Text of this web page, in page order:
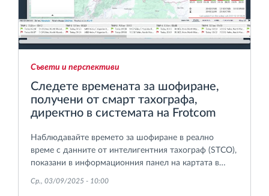
Съвети и перспективи
Следете времената за шофиране,
получени от смарт тахографа,
директно в системата на Frotcom
Наблюдавайте времето за шофиране в реално
време с данните от интелигентния тахограф (STCO),
показани в информационния панел на картата в
Ср., 03/09/2025 - 10:00